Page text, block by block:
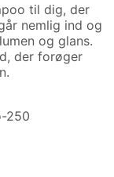
til dig, der
nemlig ind og
og glans.
der forøger
250